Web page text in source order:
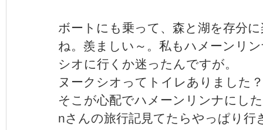
ボートにも乗って、森と湖を存分
ね。羨ましい～。私もハメーンリ
シオに行くか迷ったんですが。
ヌークシオってトイレありました？
そこが心配でハメーンリンナにし
nさんの旅行記見てたらやっぱり行